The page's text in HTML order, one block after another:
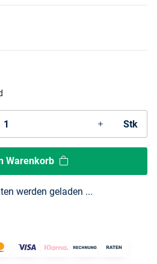
Stk
Warenkorb
werden geladen ...